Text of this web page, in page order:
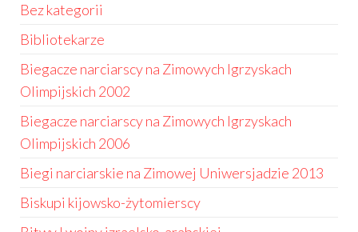
Bez kategorii
Bibliotekarze
Biegacze narciarscy na Zimowych Igrzyskach
Olimpijskich 2002
Biegacze narciarscy na Zimowych Igrzyskach
Olimpijskich 2006
Biegi narciarskie na Zimowej Uniwersjadzie 2013
Biskupi kijowsko-żytomierscy